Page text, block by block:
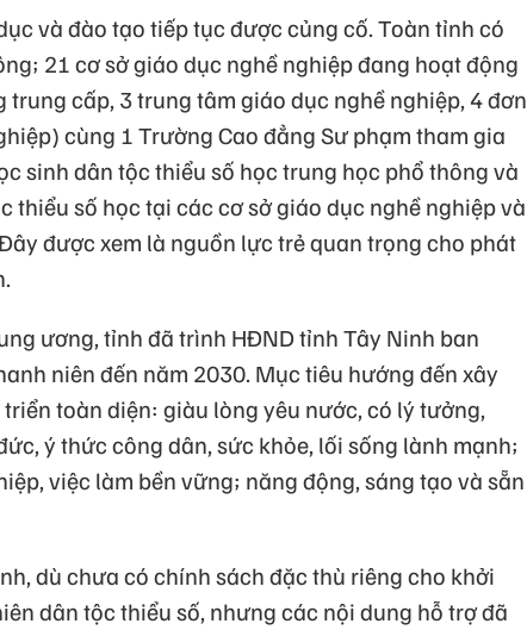
và đào tạo tiếp tục được củng cố. Toàn tỉnh có
21 cơ sở giáo dục nghề nghiệp đang hoạt động
cấp, 3 trung tâm giáo dục nghề nghiệp, 4 đơn
cùng 1 Trường Cao đẳng Sư phạm tham gia
sinh dân tộc thiểu số học trung học phổ thông và
thiểu số học tại các cơ sở giáo dục nghề nghiệp và
được xem là nguồn lực trẻ quan trọng cho phát
ương, tỉnh đã trình HĐND tỉnh Tây Ninh ban
niên đến năm 2030. Mục tiêu hướng đến xây
toàn diện: giàu lòng yêu nước, có lý tưởng,
ý thức công dân, sức khỏe, lối sống lành mạnh;
việc làm bền vững; năng động, sáng tạo và sẵn
dù chưa có chính sách đặc thù riêng cho khởi
dân tộc thiểu số, nhưng các nội dung hỗ trợ đã